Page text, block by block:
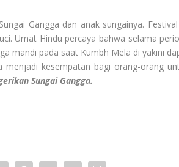
Gangga dan anak sungainya.
Umat Hindu percaya bahwa selama
mandi pada saat Kumbh Mela di yakini
menjadi kesempatan bagi orang-orang
Sungai Gangga.